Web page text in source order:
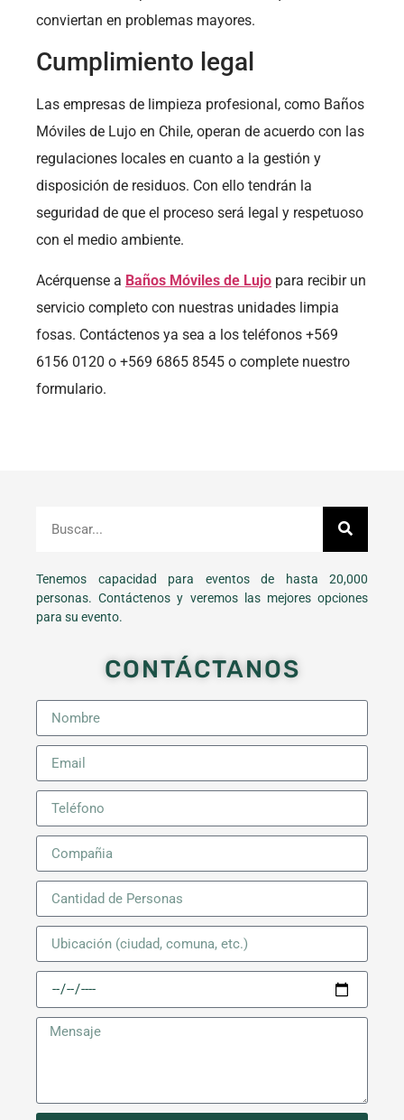
conviertan en problemas mayores.
Cumplimiento legal
Las empresas de limpieza profesional, como Baños
Móviles de Lujo en Chile, operan de acuerdo con las
regulaciones locales en cuanto a la gestión y
disposición de residuos. Con ello tendrán la
seguridad de que el proceso será legal y respetuoso
con el medio ambiente.
Acérquense a Baños Móviles de Lujo para recibir un
servicio completo con nuestras unidades limpia
fosas. Contáctenos ya sea a los teléfonos +569
6156 0120 o +569 6865 8545 o complete nuestro
formulario.
Tenemos capacidad para eventos de hasta 20,000
personas. Contáctenos y veremos las mejores opciones
para su evento.
CONTÁCTANOS